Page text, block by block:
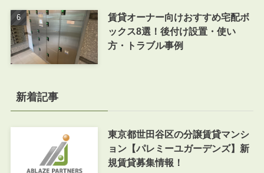
賃貸オーナー向けおすすめ宅配ボ
ックス8選！後付け設置・使い
方・トラブル事例
新着記事
東京都世田谷区の分譲賃貸マンシ
ョン【パレミーユガーデンズ】新
規賃貸募集情報！